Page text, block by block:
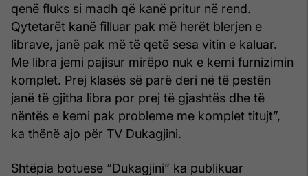
qenë fluks si madh që kanë pritur në rend.
Qytetarët kanë filluar pak më herët blerjen e
librave, janë pak më të qetë sesa vitin e kaluar.
Me libra jemi pajisur mirëpo nuk e kemi furnizimin
komplet. Prej klasës së parë deri në të pestën
janë të gjitha libra por prej të gjashtës dhe të
nëntës e kemi pak probleme me komplet titujt”,
ka thënë ajo për TV Dukagjini.
Shtëpia botuese “Dukagjini” ka publikuar